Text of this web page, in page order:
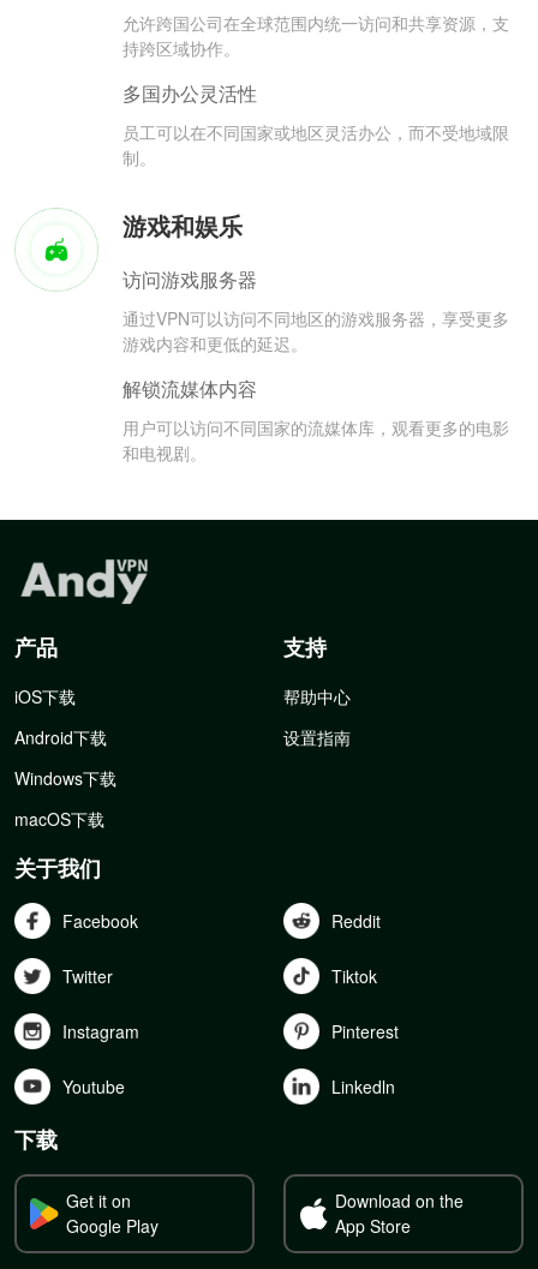
允许跨国公司在全球范围内统一访问和共享资源，支
持跨区域协作。
多国办公灵活性
员工可以在不同国家或地区灵活办公，而不受地域限
制。
游戏和娱乐
访问游戏服务器
通过VPN可以访问不同地区的游戏服务器，享受更多
游戏内容和更低的延迟。
解锁流媒体内容
用户可以访问不同国家的流媒体库，观看更多的电影
和电视剧。
产品
iOS下载
Android下载
Windows下载
macOS下载
支持
帮助中心
设置指南
关于我们
Facebook Reddit
Twitter Tiktok
Instagram Pinterest
Youtube Linkedln
下载
Get it on
Google Play
Download on the
App Store